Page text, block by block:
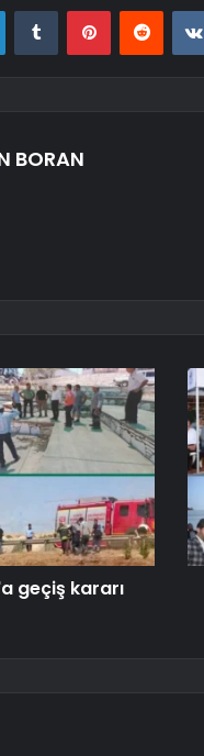
LinkedInTumblr Pinterest
BORAN
geçiş kararı